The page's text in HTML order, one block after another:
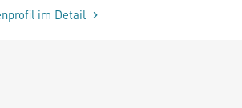
im Detail